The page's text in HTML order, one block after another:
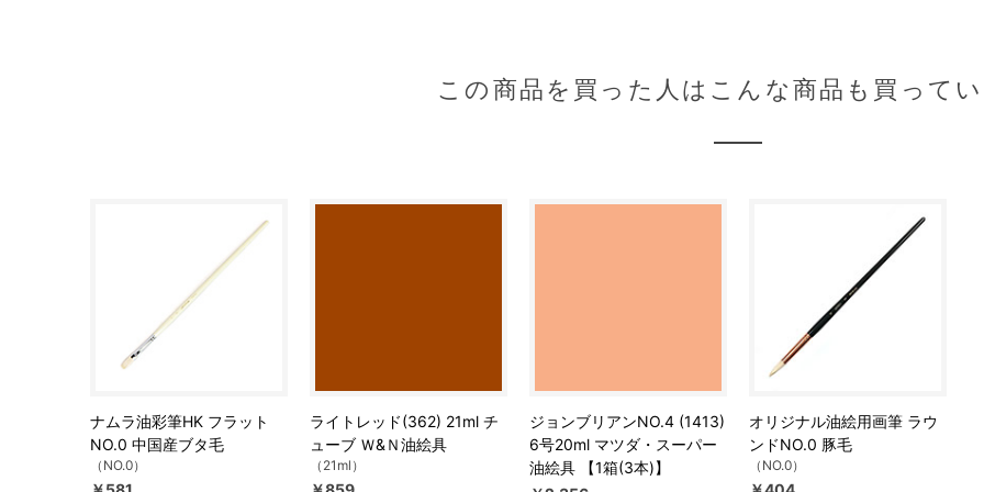
この商品を買った人はこんな商品も買って
ナムラ油彩筆HK フラット
NO.0 中国産ブタ毛
（NO.0）
ライトレッド(362) 21ml チ
ューブ Ｗ&Ｎ油絵具
（21ml）
ジョンブリアンNO.4 (1413)
6号20ml マツダ・スーパー
油絵具 【1箱(3本)】
オリジナル油絵用画筆 ラウ
ンドNO.0 豚毛
（NO.0）